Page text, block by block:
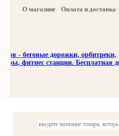
О магазине Оплата и доставка